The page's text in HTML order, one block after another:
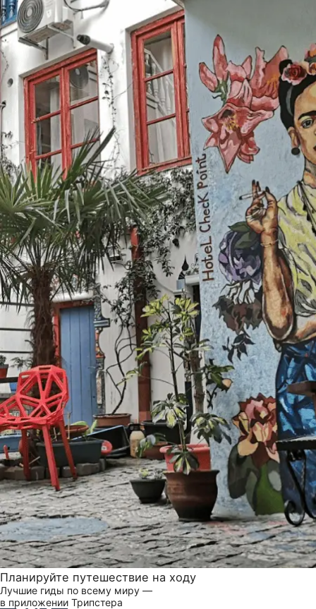
Планируйте путешествие на ходу
Лучшие гиды по всему миру —
в приложении Трипстера